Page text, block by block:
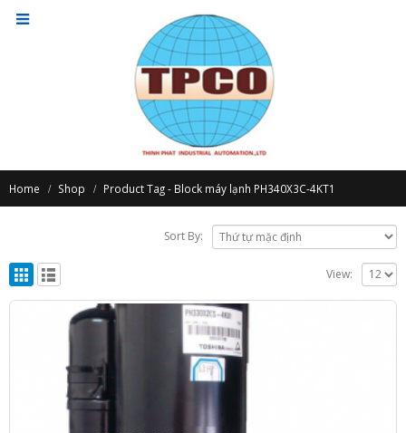
Home Shop Product Tag - Block máy lạnh PH340X3C-4KT1
Sort By:
View: